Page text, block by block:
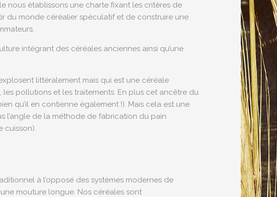
nous établissons une charte fixant les critères de
du monde céréalier spéculatif et de construire une
intégrant des céréales anciennes ainsi qu’une
littéralement mais qui est une céréale
pollutions et les traitements. En plus cet ancêtre du
qu’il en contienne également !). Mais cela est une
l’angle de la méthode de fabrication du pain
cuisson).
à l’opposé des systèmes modernes de
mouture longue. Nos céréales sont